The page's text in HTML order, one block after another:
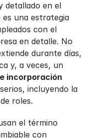
detallado en el
una estrategia
con el
en detalle. No
durante días,
y, a veces, un
incorporación
incluyendo la
roles.
el término
con